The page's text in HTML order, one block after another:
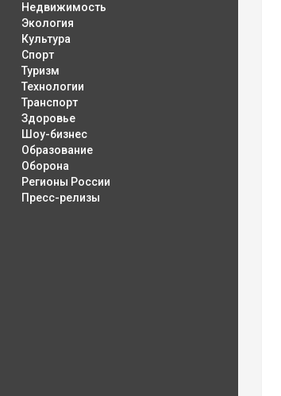
Недвижимость
Экология
Культура
Спорт
Туризм
Технологии
Транспорт
Здоровье
Шоу-бизнес
Образование
Оборона
Регионы России
Пресс-релизы